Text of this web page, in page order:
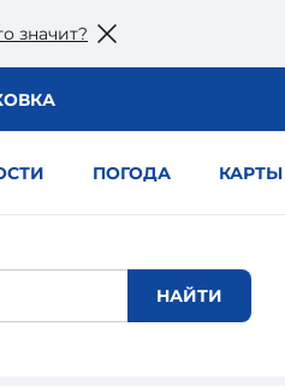
значит?
ПОГОДА КАРТЫ